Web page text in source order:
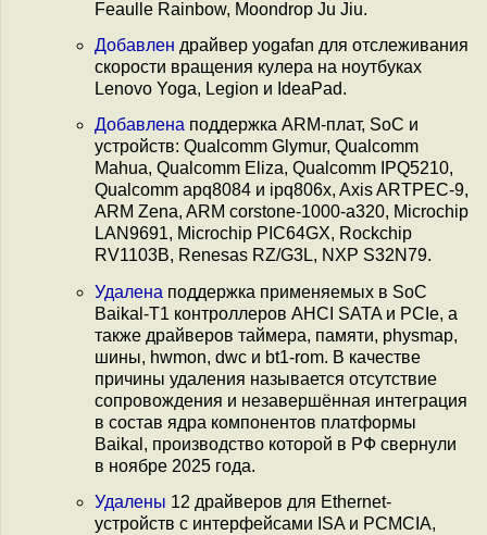
Feaulle Rainbow, Moondrop Ju Jiu.
Добавлен драйвер yogafan для отслеживания
скорости вращения кулера на ноутбуках
Lenovo Yoga, Legion и IdeaPad.
Добавлена поддержка ARM-плат, SoC и
устройств: Qualcomm Glymur, Qualcomm
Mahua, Qualcomm Eliza, Qualcomm IPQ5210,
Qualcomm apq8084 и ipq806x, Axis ARTPEC-9,
ARM Zena, ARM corstone-1000-a320, Microchip
LAN9691, Microchip PIC64GX, Rockchip
RV1103B, Renesas RZ/G3L, NXP S32N79.
Удалена поддержка применяемых в SoC
Baikal-T1 контроллеров AHCI SATA и PCIe, а
также драйверов таймера, памяти, physmap,
шины, hwmon, dwc и bt1-rom. В качестве
причины удаления называется отсутствие
сопровождения и незавершённая интеграция
в состав ядра компонентов платформы
Baikal, производство которой в РФ свернули
в ноябре 2025 года.
Удалены 12 драйверов для Ethernet-
устройств с интерфейсами ISA и PCMCIA,